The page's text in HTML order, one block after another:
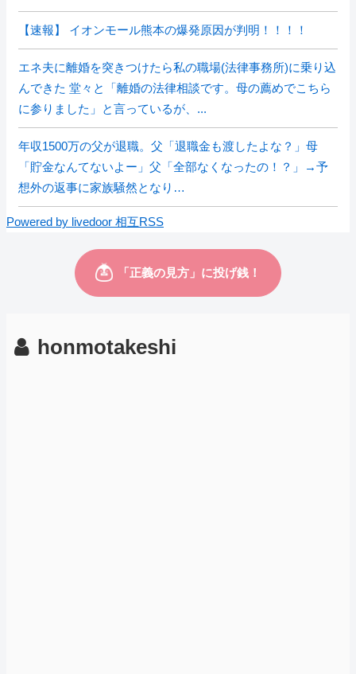
【速報】 イオンモール熊本の爆発原因が判明！！！！
エネ夫に離婚を突きつけたら私の職場(法律事務所)に乗り込
んできた 堂々と「離婚の法律相談です。母の薦めでこちら
に参りました」と言っているが、...
年収1500万の父が退職。父「退職金も渡したよな？」母
「貯金なんてないよー」父「全部なくなったの！？」→予
想外の返事に家族騒然となり…
Powered by livedoor 相互RSS
honmotakeshi